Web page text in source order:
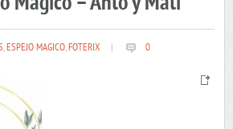
,ESPEJO MAGICO,FOTERIX 0